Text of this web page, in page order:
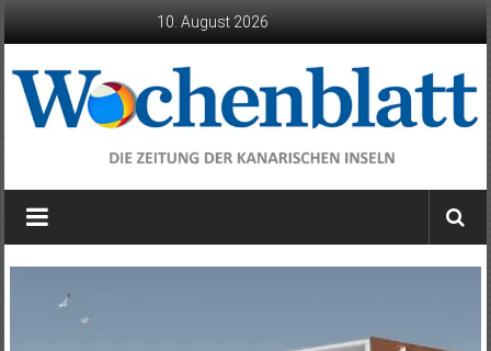
10. August 2026
Wochenblatt
die
Kanarischen